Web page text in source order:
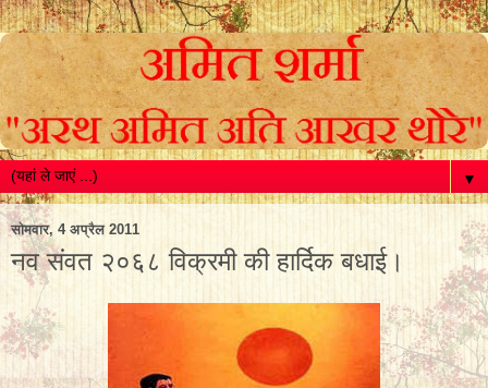
▼
सोमवार, 4 अप्रैल 2011
नव संवत २०६८ विक्रमी की हार्दिक बधाई।